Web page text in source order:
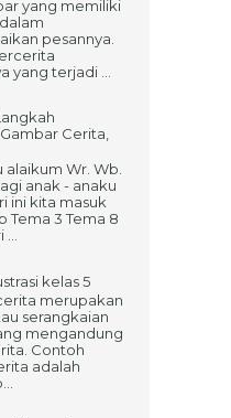
yang memiliki
pesannya.
terjadi ...
Cerita,
alaikum Wr. Wb.
anak - anaku
ini kita masuk
Tema 3 Tema 8
...
kelas 5
merupakan
serangkaian
mengandung
Contoh
adalah